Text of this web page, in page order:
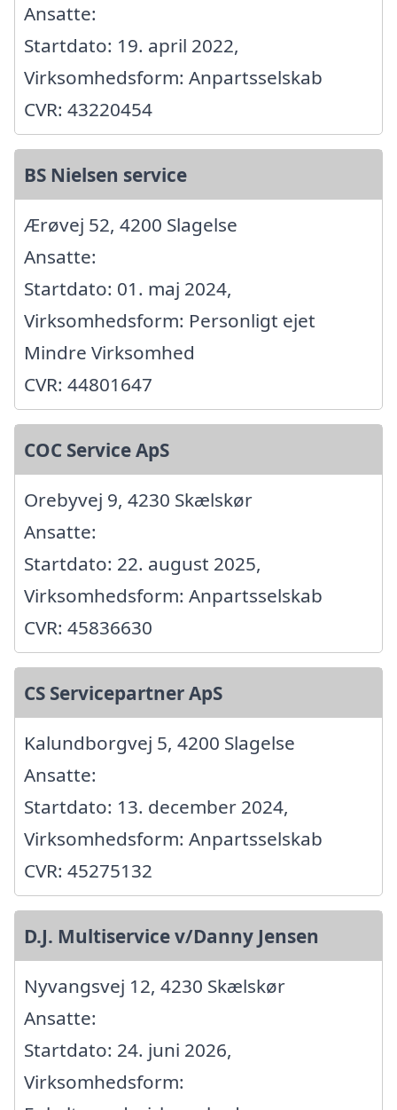
Ansatte:
Startdato: 19. april 2022,
Virksomhedsform: Anpartsselskab
CVR: 43220454
BS Nielsen service
Ærøvej 52, 4200 Slagelse
Ansatte:
Startdato: 01. maj 2024,
Virksomhedsform: Personligt ejet
Mindre Virksomhed
CVR: 44801647
COC Service ApS
Orebyvej 9, 4230 Skælskør
Ansatte:
Startdato: 22. august 2025,
Virksomhedsform: Anpartsselskab
CVR: 45836630
CS Servicepartner ApS
Kalundborgvej 5, 4200 Slagelse
Ansatte:
Startdato: 13. december 2024,
Virksomhedsform: Anpartsselskab
CVR: 45275132
D.J. Multiservice v/Danny Jensen
Nyvangsvej 12, 4230 Skælskør
Ansatte:
Startdato: 24. juni 2026,
Virksomhedsform: